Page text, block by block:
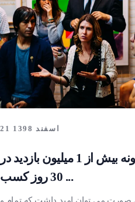
21 اسفند 1398
ما چگونه بیش از 1 میلیون بازدید در
30 روز کسب ...